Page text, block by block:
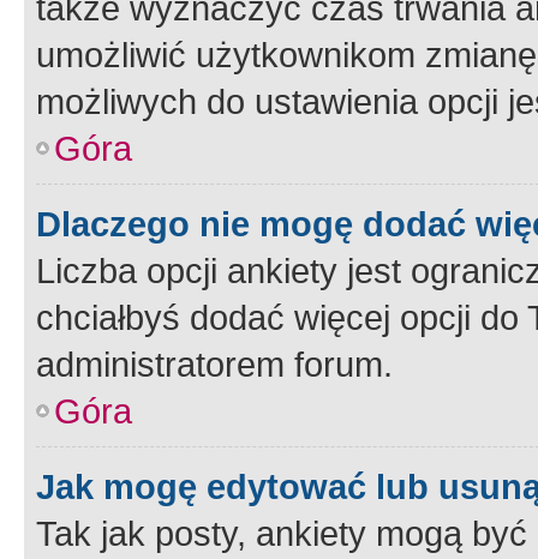
umożliwić użytkownikom
możliwych do ustawienia opcji
Góra
Dlaczego nie mogę dodać
Liczba opcji ankiety jest
chciałbyś dodać więcej opcji
administratorem forum.
Góra
Jak mogę edytować lub
Tak jak posty, ankiety mogą